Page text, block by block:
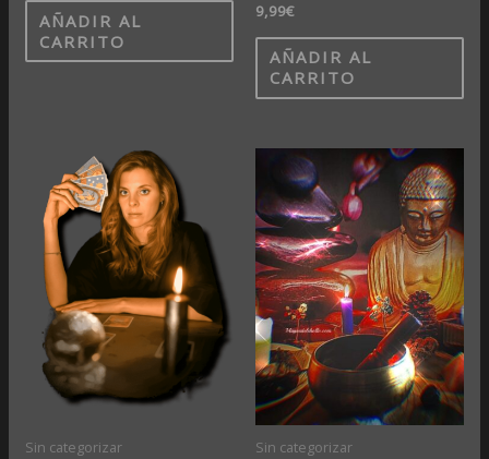
AÑADIR AL
CARRITO
9,99€
AÑADIR AL
CARRITO
Sin categorizar Sin categorizar